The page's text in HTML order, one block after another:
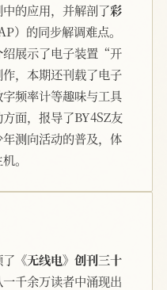
的应用，并解剖了彩
）的同步解调难点。
绍展示了电子装置“开
，本期还刊载了电子
频率计等趣味与工具
面，报导了BY4SZ友
测向活动的普及，体
。
《无线电》创刊三十
千余万读者中涌现出